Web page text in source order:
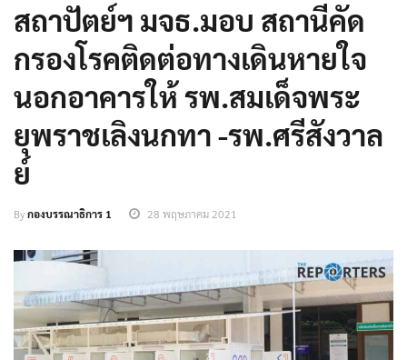
สถาปัตย์ฯ มจธ.มอบ สถานีคัด
กรองโรคติดต่อทางเดินหายใจ
นอกอาคารให้ รพ.สมเด็จพระ
ยุพราชเลิงนกทา -รพ.ศรีสังวาล
ย์
Byกองบรรณาธิการ 1 28 พฤษภาคม 2021